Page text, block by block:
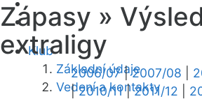
Klub
Základní údaje
Vedení a kontakty
Zápasy »
extraligy
2006/07|2007/08
|2010/11|2011/12